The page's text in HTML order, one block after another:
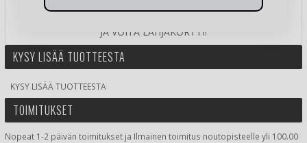
JA VOITA LAHJAKORTTI!
KYSY LISÄÄ TUOTTEESTA
KYSY LISÄÄ TUOTTEESTA
TOIMITUKSET
Nopeat 1-2 päivän toimitukset ja Ilmainen toimitus noutopisteelle yli 100.00